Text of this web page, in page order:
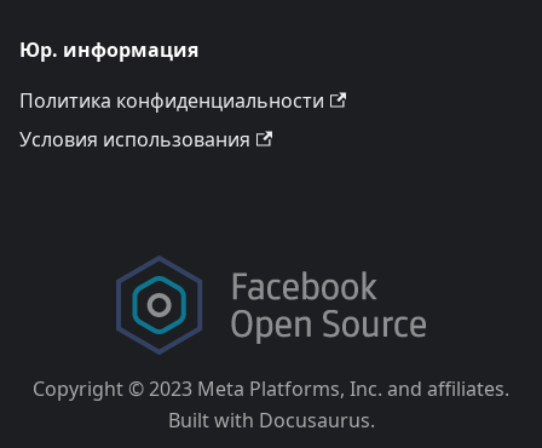
Юр. информация
Политика конфиденциальности
Условия использования
Copyright © 2023 Meta Platforms, Inc. and affiliates.
Built with Docusaurus.